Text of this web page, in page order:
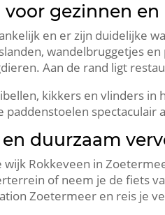
gezinnen
en er zijn duidelijke
wandelbruggetjes
Aan de rand ligt
kikkers en vlinders
paddenstoelen spectaculair
duurzaam
wijk Rokkeveen in
of neem je de fiets
Zoetermeer en reis je